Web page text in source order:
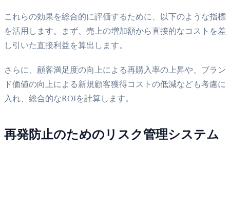
これらの効果を総合的に評価するために、以下のような指標
を活用します。まず、売上の増加額から直接的なコストを差
し引いた直接利益を算出します。
さらに、顧客満足度の向上による再購入率の上昇や、ブラン
ド価値の向上による新規顧客獲得コストの低減なども考慮に
入れ、総合的なROIを計算します。
再発防止のためのリスク管理システム